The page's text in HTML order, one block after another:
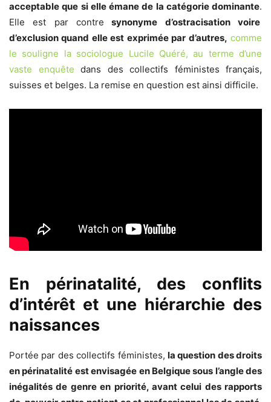
acceptable que si elle émane de la catégorie dominante.
Elle est par contre synonyme d’ostracisation voire
d’exclusion quand elle est exprimée par d’autres, comme
le souligne la sociologue Lucile Quéré, au terme d’une
vaste enquête dans des collectifs féministes français,
suisses et belges. La remise en question est ainsi difficile.
En périnatalité, des conflits
d’intérêt et une hiérarchie des
naissances
Portée par des collectifs féministes, la question des droits
en périnatalité est envisagée en Belgique sous l’angle des
inégalités de genre en priorité, avant celui des rapports